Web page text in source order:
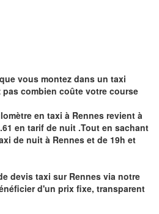
vous montez dans un taxi
combien coûte votre course
en taxi à Rennes revient à
en tarif de nuit .Tout en sachant
de nuit à Rennes et de 19h et
devis taxi sur Rennes via notre
d'un prix fixe, transparent